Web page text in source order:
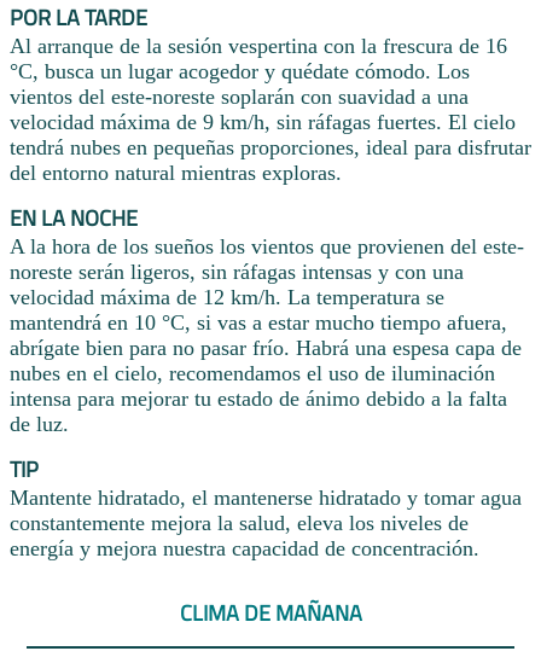
POR LA TARDE
Al arranque de la sesión vespertina con la frescura de 16
°C, busca un lugar acogedor y quédate cómodo. Los
vientos del este-noreste soplarán con suavidad a una
velocidad máxima de 9 km/h, sin ráfagas fuertes. El cielo
tendrá nubes en pequeñas proporciones, ideal para disfrutar
del entorno natural mientras exploras.
EN LA NOCHE
A la hora de los sueños los vientos que provienen del este-
noreste serán ligeros, sin ráfagas intensas y con una
velocidad máxima de 12 km/h. La temperatura se
mantendrá en 10 °C, si vas a estar mucho tiempo afuera,
abrígate bien para no pasar frío. Habrá una espesa capa de
nubes en el cielo, recomendamos el uso de iluminación
intensa para mejorar tu estado de ánimo debido a la falta
de luz.
TIP
Mantente hidratado, el mantenerse hidratado y tomar agua
constantemente mejora la salud, eleva los niveles de
energía y mejora nuestra capacidad de concentración.
CLIMA DE MAÑANA